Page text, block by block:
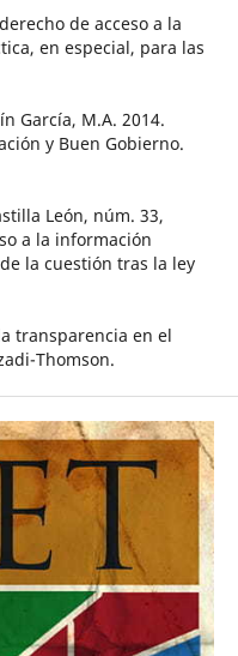
de acceso a la
en especial, para las
García, M.A. 2014.
y Buen Gobierno.
León, núm. 33,
a la información
la cuestión tras la ley
transparencia en el
Thomson.